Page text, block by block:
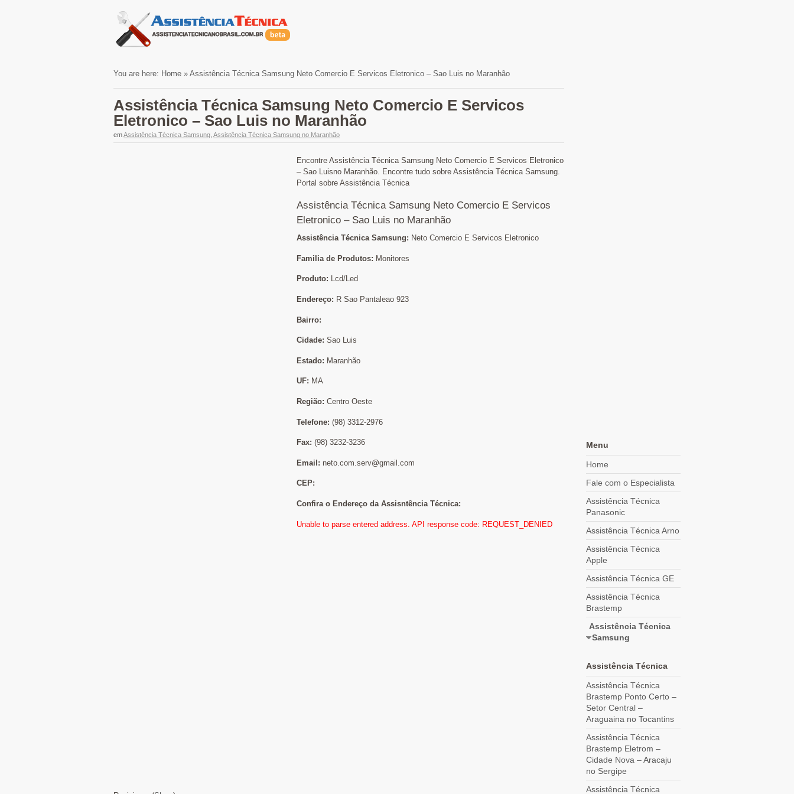
You are here: Home » Assistência Técnica Samsung Neto Comercio E Servicos Eletronico – Sao Luis no Maranhão
Assistência Técnica Samsung Neto Comercio E Servicos
Eletronico – Sao Luis no Maranhão
emAssistência Técnica Samsung Assistência Técnica Samsung no Maranhão
Encontre Assistência Técnica Samsung Neto Comercio E Servicos Eletronico
– Sao Luisno Maranhão. Encontre tudo sobre Assistência Técnica Samsung.
Portal sobre Assistência Técnica
Assistência Técnica Samsung Neto Comercio E Servicos
Eletronico – Sao Luis no Maranhão
Assistência Técnica Samsung: Neto Comercio E Servicos Eletronico
Familia de Produtos: Monitores
Produto: Lcd/Led
Endereço: R Sao Pantaleao 923
Bairro:
Cidade: Sao Luis
Estado: Maranhão
UF: MA
Região: Centro Oeste
Telefone: (98) 3312-2976
Fax: (98) 3232-3236
Email: neto.com.serv@gmail.com
CEP:
Confira o Endereço da Assisntência Técnica:
Unable to parse entered address. API response code: REQUEST_DENIED
Menu
Home
Fale com o Especialista
Assistência Técnica
Panasonic
Assistência Técnica Arno
Assistência Técnica
Apple
Assistência Técnica GE
Assistência Técnica
Brastemp
Assistência Técnica
Samsung
Assistência Técnica
Assistência Técnica
Brastemp Ponto Certo –
Setor Central –
Araguaina no Tocantins
Assistência Técnica
Brastemp Eletrom –
Cidade Nova – Aracaju
no Sergipe
Assistência Técnica